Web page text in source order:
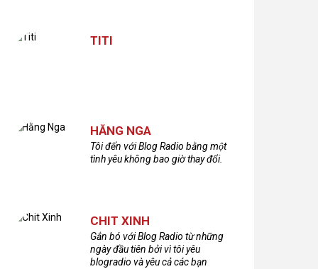
TITI
HẰNG NGA
Tôi đến với Blog Radio bằng một
tình yêu không bao giờ thay đổi.
CHIT XINH
Gắn bó với Blog Radio từ những
ngày đầu tiên bởi vì tôi yêu
blogradio và yêu cả các bạn